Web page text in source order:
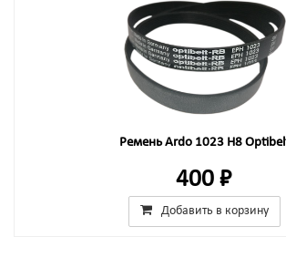
Ремень Ardo 1023 H8
400 ₽
Добавить в корзину